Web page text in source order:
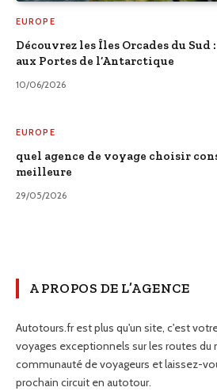
EUROPE
Découvrez les Îles Orcades du Sud
aux Portes de l’Antarctique
10/06/2026
EUROPE
quel agence de voyage choisir
meilleure
29/05/2026
A PROPOS DE L’AGENCE
Autotours.fr est plus qu'un site, c'est
voyages exceptionnels sur les routes
communauté de voyageurs et laissez-
prochain circuit en autotour.